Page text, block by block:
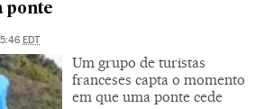
ponte
EDT
Um grupo de turistas
franceses capta o momento
em que uma ponte cede